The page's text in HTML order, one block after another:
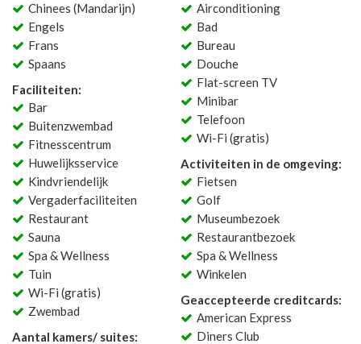
Chinees (Mandarijn)
Engels
Frans
Spaans
Faciliteiten:
Bar
Buitenzwembad
Fitnesscentrum
Huwelijksservice
Kindvriendelijk
Vergaderfaciliteiten
Restaurant
Sauna
Spa & Wellness
Tuin
Wi-Fi (gratis)
Zwembad
Aantal kamers/ suites:
Airconditioning
Bad
Bureau
Douche
Flat-screen TV
Minibar
Telefoon
Wi-Fi (gratis)
Activiteiten in de omgeving:
Fietsen
Golf
Museumbezoek
Restaurantbezoek
Spa & Wellness
Winkelen
Geaccepteerde creditcards:
American Express
Diners Club